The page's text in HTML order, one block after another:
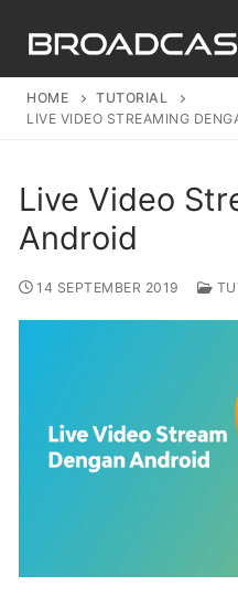
HOME
TUTORIAL
LIVE VIDEO STREAMING
Live Video
Android
14 SEPTEMBER 2019